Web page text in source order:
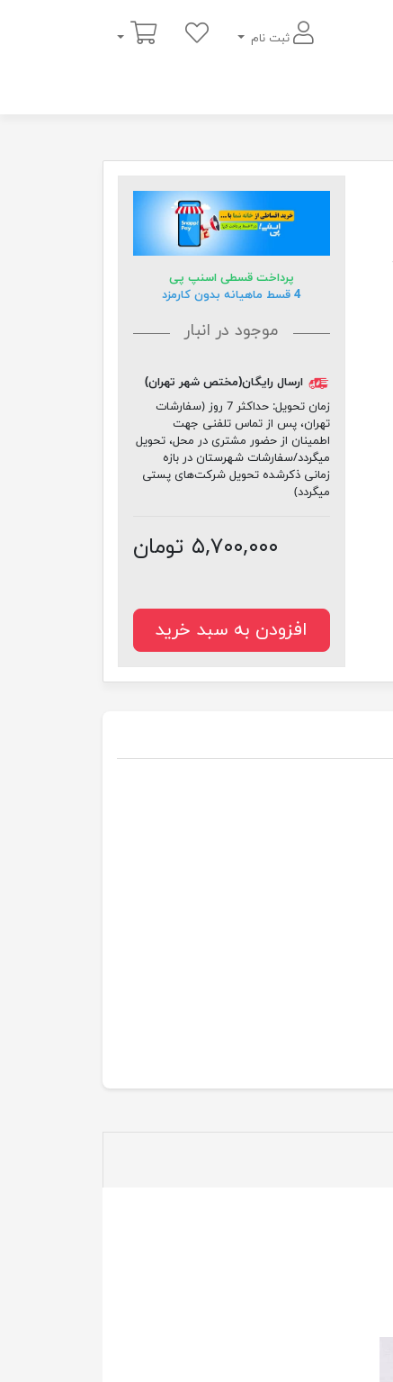
ثبت نام
سبد خرید
پرداخت قسطی اسنپ پی
4 قسط ماهیانه بدون کارمزد
موجود در انبار
ارسال رایگان(مختص شهر تهران)
زمان تحویل:
حداکثر 7 روز (سفارشات
تهران، پس از تماس تلفنی جهت
اطمینان از حضور مشتری در محل، تحویل
میگردد/سفارشات شهرستان در بازه
زمانی ذکرشده تحویل شرکت‌های پستی
میگردد)
۵,۷۰۰,۰۰۰ تومان
افزودن به سبد خرید